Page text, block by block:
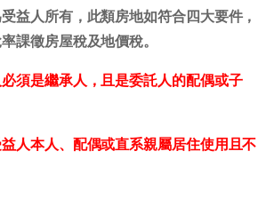
益人所有，此類房地如符合四大要件，
課徵房屋稅及地價稅。
須是繼承人，且是委託人的配偶或子
人本人、配偶或直系親屬居住使用且不